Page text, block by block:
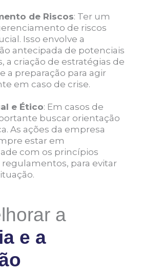
de Riscos: Ter um
de riscos
Isso envolve a
antecipada de potenciais
a criação de estratégias de
a preparação para agir
em caso de crise.
e Ético: Em casos de
buscar orientação
As ações da empresa
estar em
com os princípios
regulamentos, para evitar
a
e a